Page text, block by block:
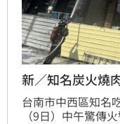
新／知名炭火燒
台南市中西區知名
（9日）中午驚傳